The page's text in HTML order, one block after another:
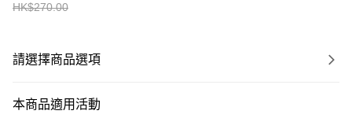
HK$270.00
請選擇商品選項
本商品適用活動